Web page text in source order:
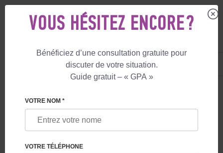
+33 805 081 801
LE BLOG
QUELLES GARANTIES LES PROGRAMMES DE
FUTURS PARENTS EN GÉORGIE
VOUS HÉSITEZ ENCORE ?
Bénéficiez d’une consultation gratuite pour
discuter de votre situation.
Guide gratuit – « GPA »
VOTRE NOM *
VOTRE TÉLÉPHONE